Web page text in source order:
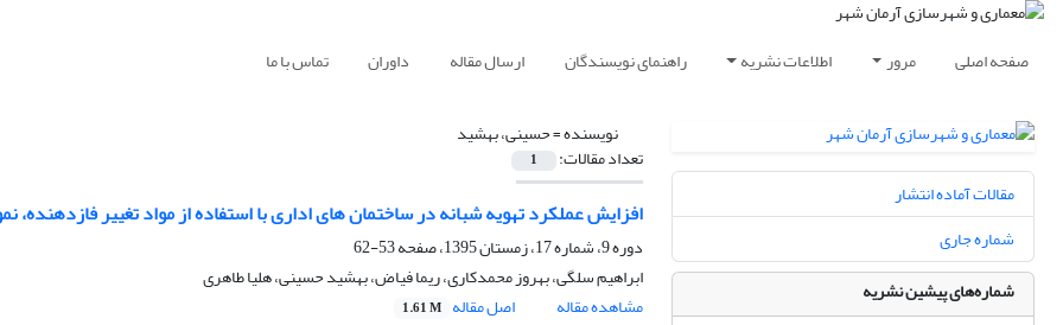
صفحه اصلی مرور اطلاعات نشریه راهنمای نویسندگان ارسال مقاله داوران تماس با ما
نویسنده =حسینی، بهشید
تعداد مقالات: 1
افزایش عملکرد تهویه شبانه در ساختمان های اداری با استفاده از مواد تغییر فازدهنده،
دوره 9، شماره 17، زمستان 1395، صفحه
53-62
ابراهیم سلگی، بهروز محمدکاری، ریما فیاض، بهشید حسینی، هلیا طاهری
مشاهده مقاله
اصل مقاله 1.61 M
مقالات آماده انتشار
شماره جاری
شماره‌های پیشین نشریه